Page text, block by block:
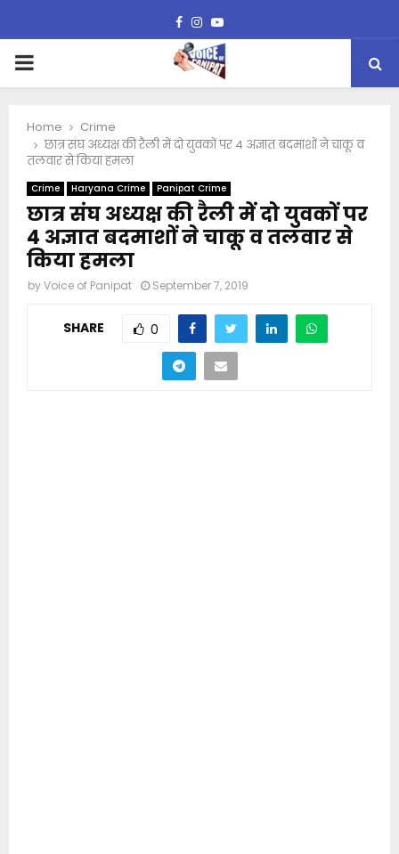
Facebook
Instagram
Youtube
PRIMARY
Home
Crime
छात्र संघ अध्यक्ष की रैली में दो युवकों पर 4 अज्ञात बदमाशों ने चाकू व
तलवार से किया हमला
Crime Haryana Crime Panipat Crime
छात्र संघ अध्यक्ष की रैली में दो युवकों पर
4 अज्ञात बदमाशों ने चाकू व तलवार से
किया हमला
byVoice of Panipat September 7, 2019
SHARE 0